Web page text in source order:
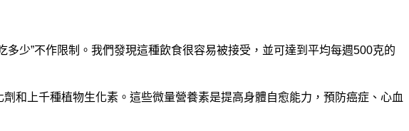
少”不作限制。我們發現這種飲食很容易被接受，並可達到平均每週500克的
和上千種植物生化素。這些微量營養素是提高身體自愈能力，預防癌症、心血